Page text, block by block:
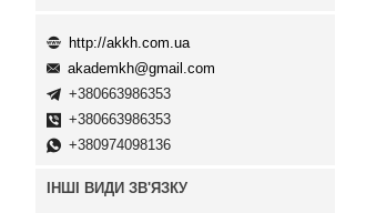
http://akkh.com.ua
akademkh@gmail.com
+380663986353
+380663986353
+380974098136
ІНШІ ВИДИ ЗВ'ЯЗКУ